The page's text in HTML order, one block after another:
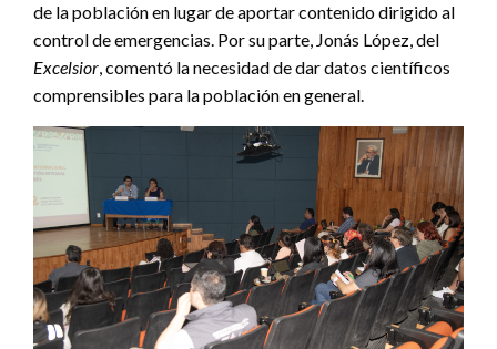
de la población en lugar de aportar contenido dirigido al
control de emergencias. Por su parte, Jonás López, del
Excelsior, comentó la necesidad de dar datos científicos
comprensibles para la población en general.